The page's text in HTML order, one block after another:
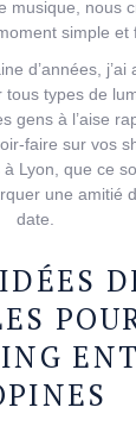
musique, nous
simple et
d’années, j’ai
tous types de
gens à l’aise
faire sur vos
Lyon, que ce
une amitié
date.